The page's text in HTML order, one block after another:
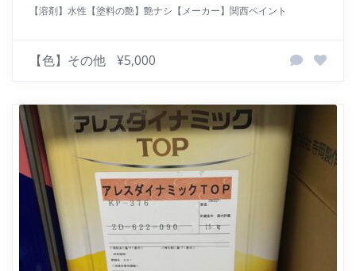
【溶剤】水性 【塗料の艶】艶ナシ 【メーカー】関西ペイント
【色】その他 ¥5,000